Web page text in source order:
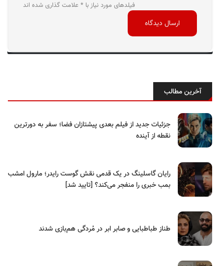
فیلدهای مورد نیاز با * علامت گذاری شده اند
آخرین مطالب
جزئیات جدید از فیلم بعدی پیشتازان فضا؛ سفر به دورترین
نقطه از آینده
رایان گاسلینگ در یک قدمی نقش گوست رایدر؛ مارول امشب
بمب خبری را منفجر می‌کند؟ [تایید شد]
طناز طباطبایی و صابر ابر در مُردگی هم‌بازی شدند